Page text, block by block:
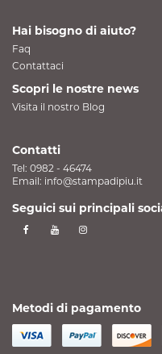
Hai bisogno di aiuto?
Faq
Contattaci
Scopri le nostre news
Visita il nostro Blog
Contatti
Tel: 0982 - 46474
Email: info@stampadipiu.it
Seguici sui principali
Metodi di pagamento